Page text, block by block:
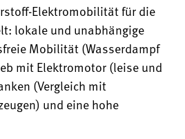
Elektromobilität für die
lokale und unabhängige
Mobilität (Wasserdampf
mit Elektromotor (leise und
(Vergleich mit
und eine hohe